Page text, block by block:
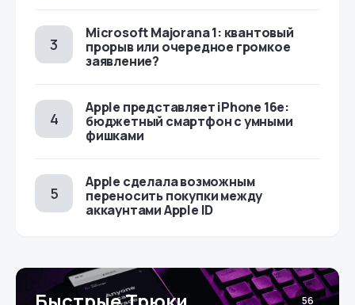
Microsoft Majorana 1: квантовый
прорыв или очередное громкое
заявление?
Apple представляет iPhone 16e:
бюджетный смартфон с умными
фишками
Apple сделала возможным
переносить покупки между
аккаунтами Apple ID
56